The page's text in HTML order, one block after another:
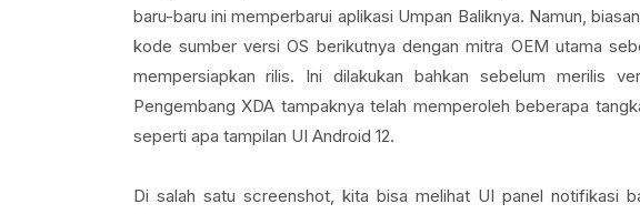
baru-baru ini memperbarui aplikasi Umpan Baliknya. Namun,
kode sumber versi OS berikutnya dengan mitra OEM utama
mempersiapkan rilis. Ini dilakukan bahkan sebelum merilis
Pengembang XDA tampaknya telah memperoleh beberapa
seperti apa tampilan UI Android 12.
Di salah satu screenshot, kita bisa melihat UI panel notifikasi